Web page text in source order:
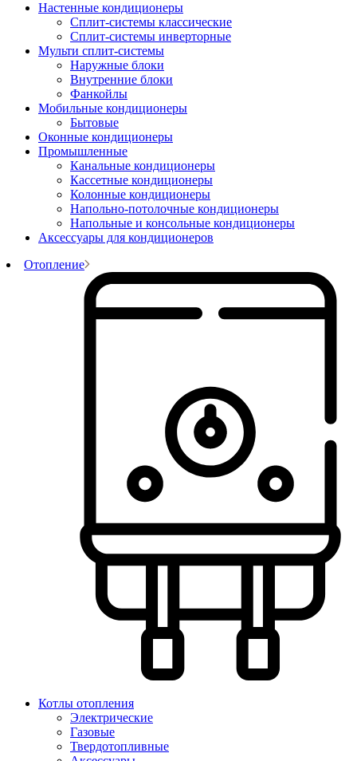
Настенные кондиционеры
Сплит-системы классические
Сплит-системы инверторные
Мульти сплит-системы
Наружные блоки
Внутренние блоки
Фанкойлы
Мобильные кондиционеры
Бытовые
Оконные кондиционеры
Промышленные
Канальные кондиционеры
Кассетные кондиционеры
Колонные кондиционеры
Напольно-потолочные кондиционеры
Напольные и консольные кондиционеры
Аксессуары для кондиционеров
Отопление
Котлы отопления
Электрические
Газовые
Твердотопливные